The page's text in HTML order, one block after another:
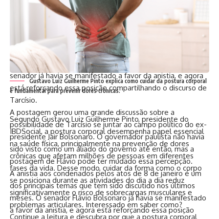
discussão sobre a importância da anistia para a sociedade
brasileira. Muitos comentaram que a anistia é necessária
para que a sociedade possa se recuperar dos danos
causados pelos atos de 8 de janeiro.
A postagem de Flávio também foi vista como um sinal de
que ele está comprometido com a causa da anistia. O
senador já havia se manifestado a favor da anistia, e agora
está reforçando essa posição compartilhando o discurso de
Tarcísio.
A postagem gerou uma grande discussão sobre a
possibilidade de Tarcísio se juntar ao campo político do ex-
presidente Jair Bolsonaro. O governador paulista não havia
sido visto como um aliado do governo até então, mas a
postagem de Flávio pode ter mudado essa percepção.
A anistia aos condenados pelos atos de 8 de janeiro é um
dos principais temas que tem sido discutido nos últimos
meses. O senador Flávio Bolsonaro já havia se manifestado
a favor da anistia, e agora está reforçando essa posição
Gustavo Luíz Guilherme Pinto explica como cuidar da postura corporal
é fundamental para prevenir dores crônicas.
Segundo Gustavo Luiz Guilherme Pinto, presidente do
IBDSocial, a postura corporal desempenha papel essencial
na saúde física, principalmente na prevenção de dores
crônicas que afetam milhões de pessoas em diferentes
fases da vida. Desse modo, cuidar da forma como o corpo
se posiciona durante as atividades do dia a dia reduz
significativamente o risco de sobrecargas musculares e
problemas articulares. Interessado em saber como?
Continue a leitura e descubra por que a postura corporal